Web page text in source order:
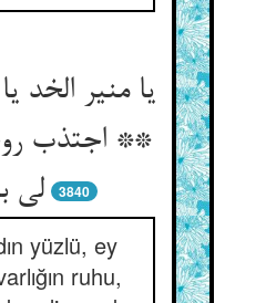
یا منیر الخد
** اجتذب
لی
3840
yüzlü, ey
ruhu,